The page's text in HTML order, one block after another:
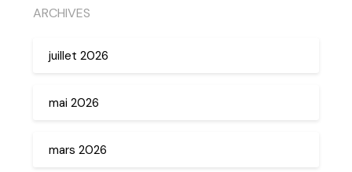
ARCHIVES
juillet 2026
mai 2026
mars 2026